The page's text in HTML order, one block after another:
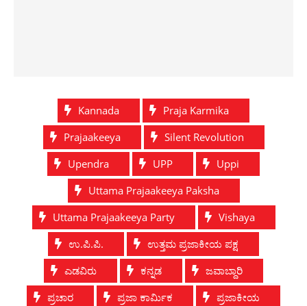
Kannada
Praja Karmika
Prajaakeeya
Silent Revolution
Upendra
UPP
Uppi
Uttama Prajaakeeya Paksha
Uttama Prajaakeeya Party
Vishaya
ಉ.ಪಿ.ಪಿ.
ಉತ್ತಮ ಪ್ರಜಾಕೀಯ ಪಕ್ಷ
ಎಡವಿರು
ಕನ್ನಡ
ಜವಾಬ್ದಾರಿ
ಪ್ರಚಾರ
ಪ್ರಜಾ ಕಾರ್ಮಿಕ
ಪ್ರಜಾಕೀಯ